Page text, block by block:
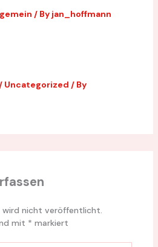
/ By jan_hoffmann
/ Uncategorized / By
wird nicht veröffentlicht.
mit * markiert